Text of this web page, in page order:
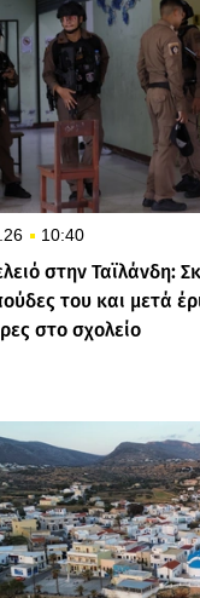
10:40
στην Ταϊλάνδη:
του και μετά
στο σχολείο